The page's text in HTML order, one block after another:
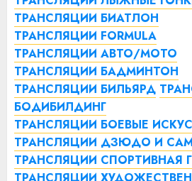
ТРАНСЛЯЦИИ БИАТЛОН
ТРАНСЛЯЦИИ FORMULA
ТРАНСЛЯЦИИ АВТО/МОТО
ТРАНСЛЯЦИИ БАДМИНТОН
ТРАНСЛЯЦИИ БИЛЬЯРД
БОДИБИЛДИНГ
ТРАНСЛЯЦИИ БОЕВЫЕ
ТРАНСЛЯЦИИ ДЗЮДО И
ТРАНСЛЯЦИИ СПОРТИВНАЯ